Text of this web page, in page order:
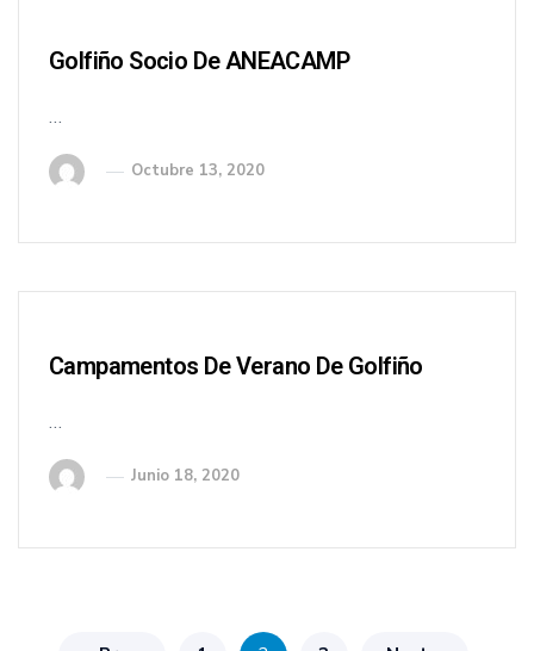
Golfiño Socio De ANEACAMP
…
Octubre 13, 2020
Campamentos De Verano De Golfiño
…
Junio 18, 2020